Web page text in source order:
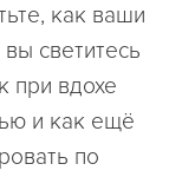
как ваши
светитесь
при вдохе
и как ещё
по